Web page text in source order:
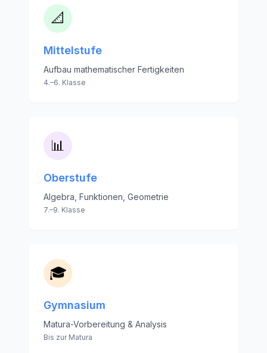
📐
Mittelstufe
Aufbau mathematischer Fertigkeiten
4.–6. Klasse
📊
Oberstufe
Algebra, Funktionen, Geometrie
7.–9. Klasse
🎓
Gymnasium
Matura-Vorbereitung & Analysis
Bis zur Matura